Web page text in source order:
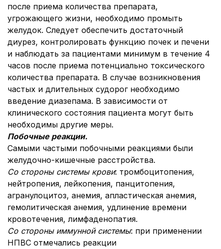
после приема количества препарата,
угрожающего жизни, необходимо промыть
желудок. Следует обеспечить достаточный
диурез, контролировать функцию почек и печени
и наблюдать за пациентами минимум в течение 4
часов после приема потенциально токсического
количества препарата. В случае возникновения
частых и длительных судорог необходимо
введение диазепама. В зависимости от
клинического состояния пациента могут быть
необходимы другие меры.
Побочные реакции.
Самыми частыми побочными реакциями были
желудочно-кишечные расстройства.
Со стороны системы крови: тромбоцитопения,
нейтропения, лейкопения, панцитопения,
агранулоцитоз, анемия, апластическая анемия,
гемолитическая анемия, удлинение времени
кровотечения, лимфаденопатия.
Со стороны иммунной системы: при применении
НПВС отмечались реакции